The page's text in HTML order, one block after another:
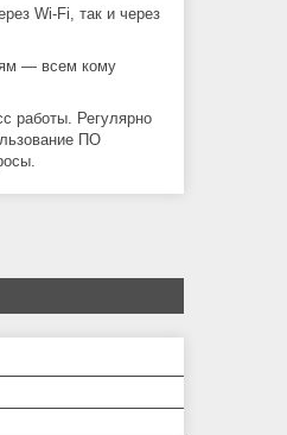
Wi-Fi, так и через
— всем кому
работы. Регулярно
ПО